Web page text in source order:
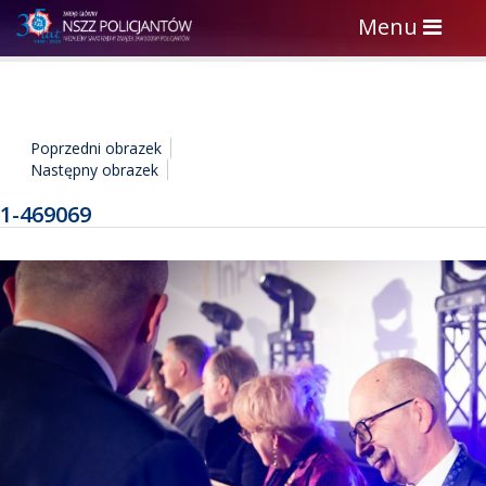
Toggle
navigation
Menu
Poprzedni obrazek
Następny obrazek
1-469069